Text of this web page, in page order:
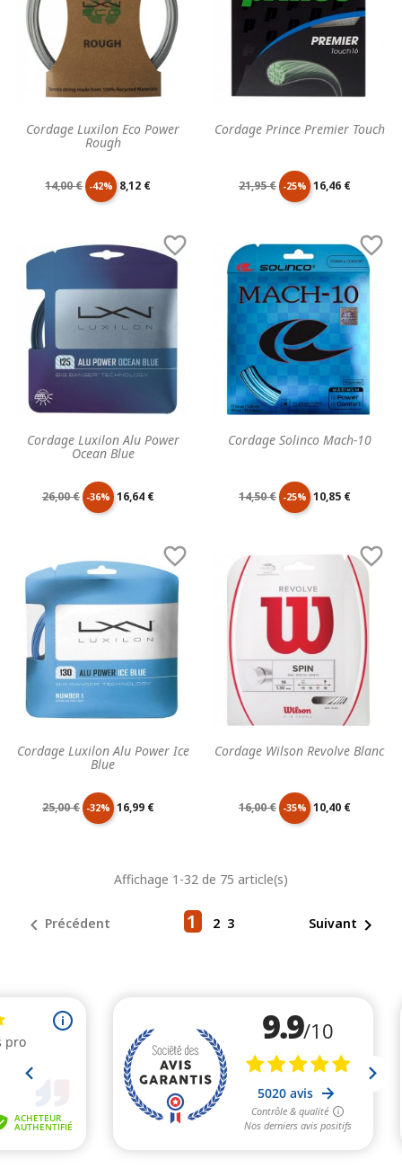
Cordage Luxilon Eco Power
Rough
Prix
14,00 € -42% Prix
8,12 €
Cordage Prince Premier Touch
Prix
base
21,95 € -25% Prix
16,46 €
Cordage Luxilon Alu Power
Ocean Blue

Prix
base
26,00 € -36% Prix
16,64 €
Cordage Solinco Mach-10

Prix
base
14,50 € -25% Prix
10,85 €
Cordage Luxilon Alu Power Ice
Blue

Prix
25,00 € -32% Prix
16,99 €
Cordage Wilson Revolve Blanc

Prix
16,00 € -35% Prix
10,40 €
Affichage 1-32 de 75 article(s)
 Précédent 1 2 3 Suivant 